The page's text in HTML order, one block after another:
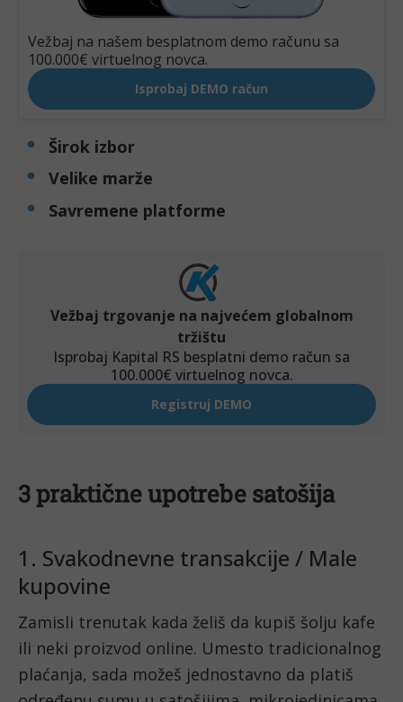
Širok izbor
Velike marže
Savremene platforme
3 praktične upotrebe satošija
1. Svakodnevne transakcije / Male
kupovine
Zamisli trenutak kada želiš da kupiš šolju kafe
ili neki proizvod online. Umesto tradicionalnog
plaćanja, sada možeš jednostavno da platiš